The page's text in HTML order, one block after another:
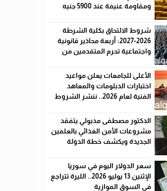
ومقاومة عنيفة عند 5900 جنيه
شروط الالتحاق بكلية الشرطة
2026-2027: أربعة محاذير قانونية
واجتماعية تحرم المتقدمين من
الأعلى للجامعات يعلن مواعيد
اختبارات الدبلومات والمعاهد
الفنية لعام 2026.. ننشر الشروط
الدكتور مصطفى مدبولي يتفقد
مشروعات الأمن الغذائي بالعلمين
الجديدة ويكشف خطة الدولة
سعر الدولار اليوم في سوريا
الإثنين 13 يوليو 2026.. الليرة تتراجع
في السوق الموازية